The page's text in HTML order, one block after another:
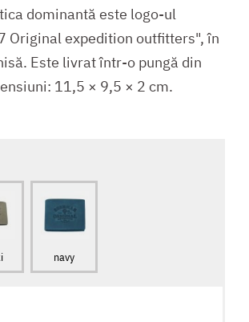
dominantă este logo-ul
Original expedition outfitters", în
Este livrat într-o pungă din
11,5 × 9,5 × 2 cm.
navy